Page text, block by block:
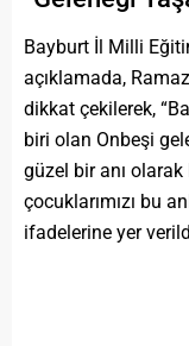
Bayburt İl Milli
açıklamada,
dikkat çekilerek,
biri olan Onbeşi
güzel bir anı olarak
çocuklarımızı bu
ifadelerine yer